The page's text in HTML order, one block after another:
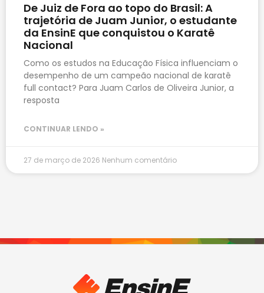
De Juiz de Fora ao topo do Brasil: A
trajetória de Juam Junior, o estudante
da EnsinE que conquistou o Karatê
Nacional
Como os estudos na Educação Física influenciam o
desempenho de um campeão nacional de karatê
full contact? Para Juam Carlos de Oliveira Junior, a
resposta
CONTINUAR LENDO »
27 de março de 2026 Nenhum comentário